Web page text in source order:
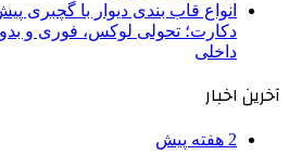
انواع قاب بندی دیوار با گچبری
دکارت؛ تحولی لوکس، فوری و
داخلی
آخرین اخبار
2 هفته پیش